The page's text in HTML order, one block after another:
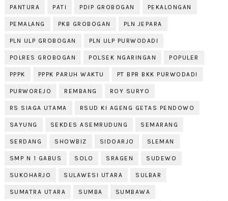
PANTURA PATI PDIP GROBOGAN PEKALONGAN
PEMALANG PKB GROBOGAN PLN JEPARA
PLN ULP GROBOGAN PLN ULP PURWODADI
POLRES GROBOGAN POLSEK NGARINGAN POPULER
PPPK PPPK PARUH WAKTU PT BPR BKK PURWODADI
PURWOREJO REMBANG ROY SURYO
RS SIAGA UTAMA RSUD KI AGENG GETAS PENDOWO
SAYUNG SEKDES ASEMRUDUNG SEMARANG
SERDANG SHOWBIZ SIDOARJO SLEMAN
SMP N 1 GABUS SOLO SRAGEN SUDEWO
SUKOHARJO SULAWESI UTARA SULBAR
SUMATRA UTARA SUMBA SUMBAWA